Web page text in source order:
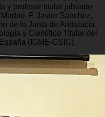
y profesor titular jubilado
F. Javier Sánchez,
de la Junta de Andalucía.
y Científico Titular del
(IGME-CSIC).